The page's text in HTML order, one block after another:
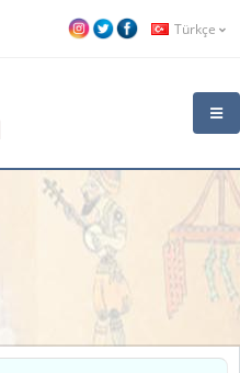
Türkçe